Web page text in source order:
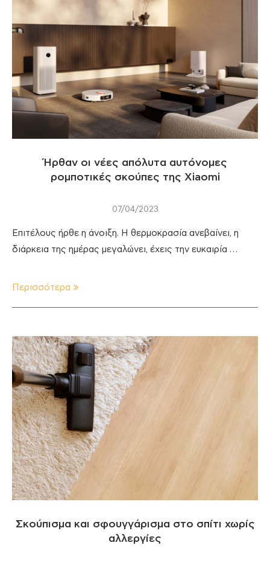
Ήρθαν οι νέες απόλυτα αυτόνομες
ρομποτικές σκούπες της Xiaomi
07/04/2023
Επιτέλους ήρθε η άνοιξη. Η θερμοκρασία ανεβαίνει, η
διάρκεια της ημέρας μεγαλώνει, έχεις την ευκαιρία …
Περισσότερα
Σκούπισμα και σφουγγάρισμα στο σπίτι χωρίς
αλλεργίες